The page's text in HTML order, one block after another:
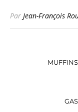
Par Jean-François